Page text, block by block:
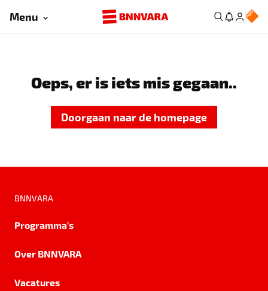
Menu
Oeps, er is iets mis gegaan..
Doorgaan naar de homepage
BNNVARA
Programma's
Over BNNVARA
Vacatures